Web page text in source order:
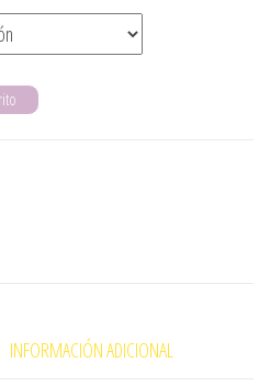
INFORMACIÓN ADICIONAL